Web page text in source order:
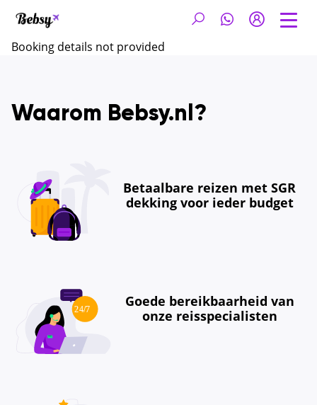
Booking details not provided
Waarom Bebsy.nl?
Betaalbare reizen met SGR
dekking voor ieder budget
Goede bereikbaarheid van
onze reisspecialisten